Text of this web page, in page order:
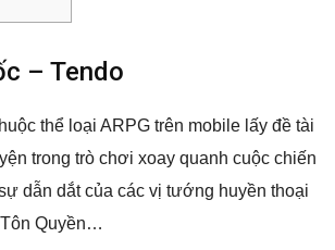
– Tendo
thể loại ARPG trên mobile lấy đề tài
trong trò chơi xoay quanh cuộc chiến
dẫn dắt của các vị tướng huyền thoại
Quyền…